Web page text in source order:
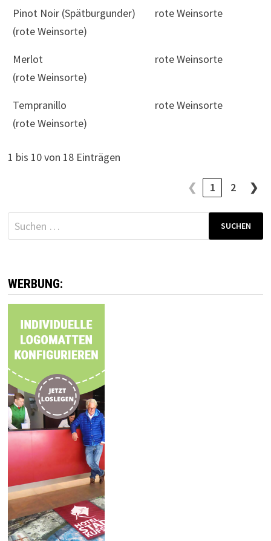
Pinot Noir (Spätburgunder)
(rote Weinsorte)
rote Weinsorte
Merlot
(rote Weinsorte)
rote Weinsorte
Tempranillo
(rote Weinsorte)
rote Weinsorte
1 bis 10 von 18 Einträgen
❮ 1 2 ❯
Suchen
nach:
WERBUNG: